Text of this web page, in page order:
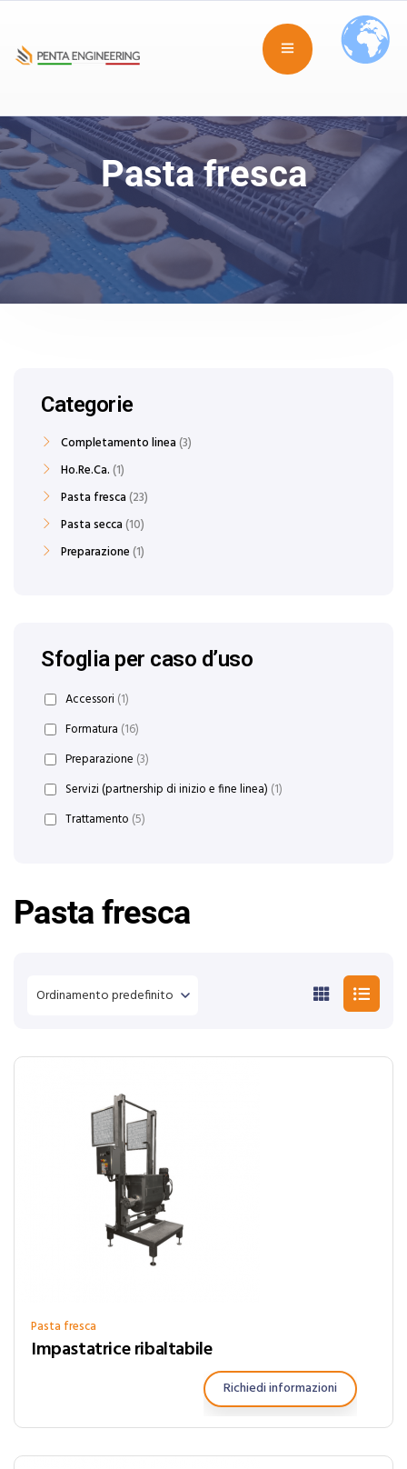
Pasta fresca
Pasta fresca
Pasta fresca
Impastatrice ribaltabile
Richiedi informazioni
Categorie
Completamento linea 3
Ho.Re.Ca. 1
Pasta fresca 23
Pasta secca 10
Preparazione 1
Sfoglia per caso d’uso
Accessori (1)
Formatura (16)
Preparazione (3)
Servizi (partnership di inizio e fine linea) (1)
Trattamento (5)